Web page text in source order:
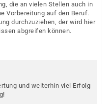
die an vielen Stellen auch in
Vorbereitung auf den Beruf.
durchzuziehen, der wird hier
abgreifen können.
und weiterhin viel Erfolg